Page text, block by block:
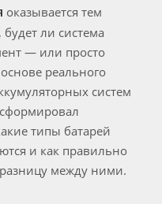
оказывается тем
ли система
— или просто
реального
систем
типы батарей
и как правильно
между ними.